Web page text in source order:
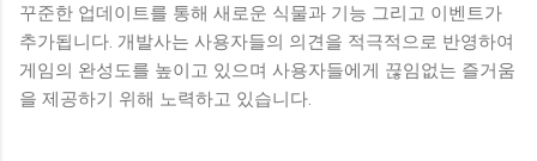
꾸준한 업데이트를 통해 새로운 식물과 기능 그리고 이벤트가
추가됩니다. 개발사는 사용자들의 의견을 적극적으로 반영하여
게임의 완성도를 높이고 있으며 사용자들에게 끊임없는 즐거움
을 제공하기 위해 노력하고 있습니다.